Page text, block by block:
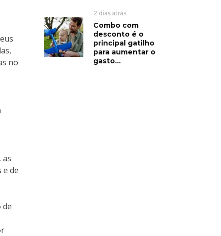
no
as
e de
de
2 dias atrás
Combo com
desconto é o
principal gatilho
para aumentar o
gasto...